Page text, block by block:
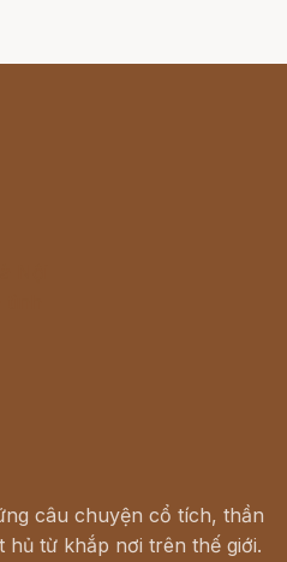
câu chuyện cổ tích, thần
từ khắp nơi trên thế giới.